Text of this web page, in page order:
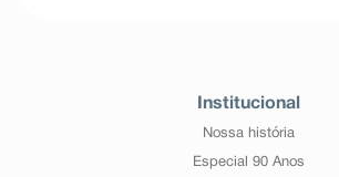
Institucional
Nossa história
Especial 90 Anos